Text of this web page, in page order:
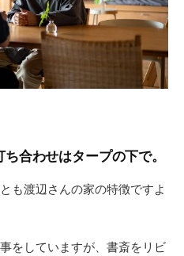
合わせはタープの下で。
も渡辺さんの家の特徴ですよ
をしていますが、書斎をリビ